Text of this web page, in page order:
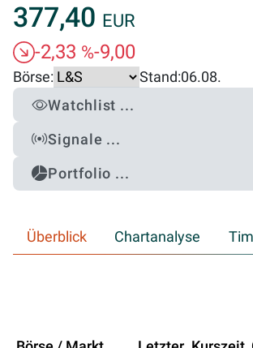
377,40 EUR
-2,33 %-9,00
Börse: Stand:06.08.
Watchlist ...
Signale ...
Portfolio ...
Überblick Chartanalyse